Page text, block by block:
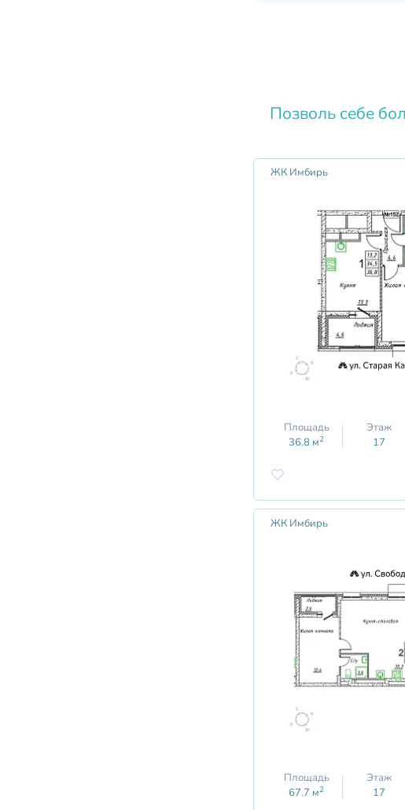
Позволь себе
ЖК Имбирь
Площадь
36.8 м2
Этаж
17
ЖК Имбирь
Площадь
67.7 м2
Этаж
17